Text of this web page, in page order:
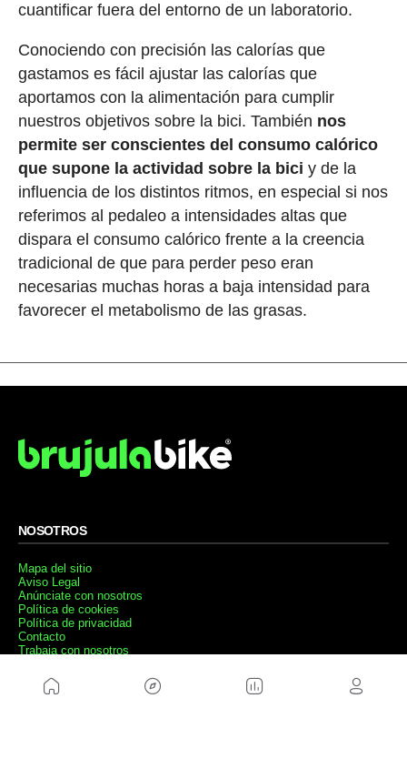
cuantificar fuera del entorno de un laboratorio.
Conociendo con precisión las calorías que
gastamos es fácil ajustar las calorías que
aportamos con la alimentación para cumplir
nuestros objetivos sobre la bici. También nos
permite ser conscientes del consumo calórico
que supone la actividad sobre la bici y de la
influencia de los distintos ritmos, en especial si nos
referimos al pedaleo a intensidades altas que
dispara el consumo calórico frente a la creencia
tradicional de que para perder peso eran
necesarias muchas horas a baja intensidad para
favorecer el metabolismo de las grasas.
NOSOTROS
Mapa del sitio
Aviso Legal
Anúnciate con nosotros
Política de cookies
Política de privacidad
Contacto
Trabaja con nosotros
WEBS AMIGAS